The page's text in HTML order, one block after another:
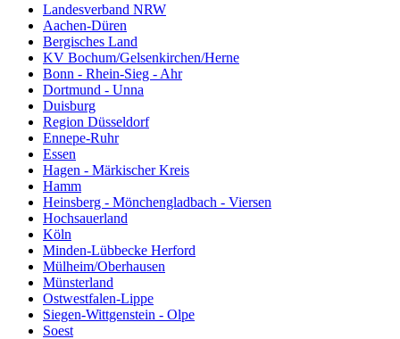
Landesverband NRW
Aachen-Düren
Bergisches Land
KV Bochum/Gelsenkirchen/Herne
Bonn - Rhein-Sieg - Ahr
Dortmund - Unna
Duisburg
Region Düsseldorf
Ennepe-Ruhr
Essen
Hagen - Märkischer Kreis
Hamm
Heinsberg - Mönchengladbach - Viersen
Hochsauerland
Köln
Minden-Lübbecke Herford
Mülheim/Oberhausen
Münsterland
Ostwestfalen-Lippe
Siegen-Wittgenstein - Olpe
Soest